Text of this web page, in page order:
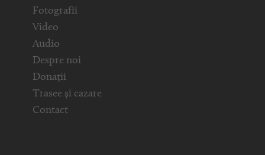
Fotografii
Video
Audio
Despre noi
Donații
Trasee și cazare
Contact